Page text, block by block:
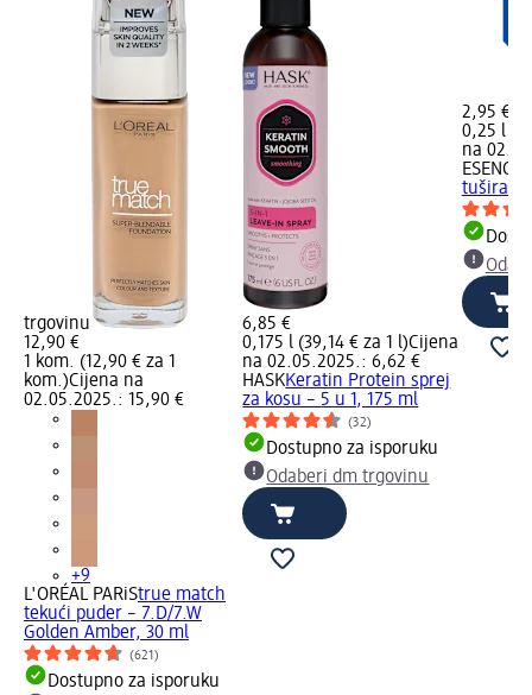
trgovinu
12,90 €
1 kom. (12,90 € za 1
kom.)Cijena na
02.05.2025.: 15,90 €
+9
L'ORÉAL PARiStrue match
tekući puder – 7.D/7.W
Golden Amber, 30 ml
(621)
Dostupno za isporuku
6,85 €
0,175 l (39,14 € za 1 l)Cijena
na 02.05.2025.: 6,62 €
HASKKeratin Protein sprej
za kosu – 5 u 1, 175 ml
(32)
Dostupno za isporuku
Odaberi dm trgovinu
2,95 €
0,25 l
na